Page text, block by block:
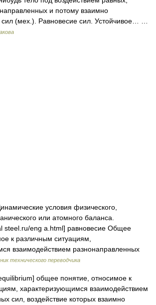
и потому взаимно
(мех.). Равновесие сил. Устойчивое… …
условия физического,
или атомного баланса.
steel.ru/eng a.html] равновесие Общее
к различным ситуациям,
взаимодействием разнонаправленных
технического переводчика
общее понятие, относимое к
характеризующимся взаимодействием
сил, воздействие которых взаимно